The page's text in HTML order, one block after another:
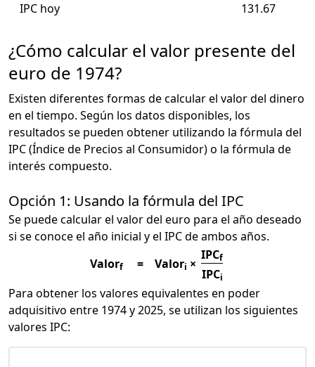
IPC hoy
131.67
¿Cómo calcular el valor presente del
euro de 1974?
Existen diferentes formas de calcular el valor del dinero
en el tiempo. Según los datos disponibles, los
resultados se pueden obtener utilizando la fórmula del
IPC (Índice de Precios al Consumidor) o la fórmula de
interés compuesto.
Opción 1: Usando la fórmula del IPC
Se puede calcular el valor del euro para el año deseado
si se conoce el año inicial y el IPC de ambos años.
Valorf = Valori ×
IPCf
IPCi
Para obtener los valores equivalentes en poder
adquisitivo entre 1974 y 2025, se utilizan los siguientes
valores IPC: